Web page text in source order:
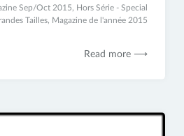
Sep/Oct 2015
Hors Série - Special
Tailles Magazine de l'année 2015
Read more ⟶